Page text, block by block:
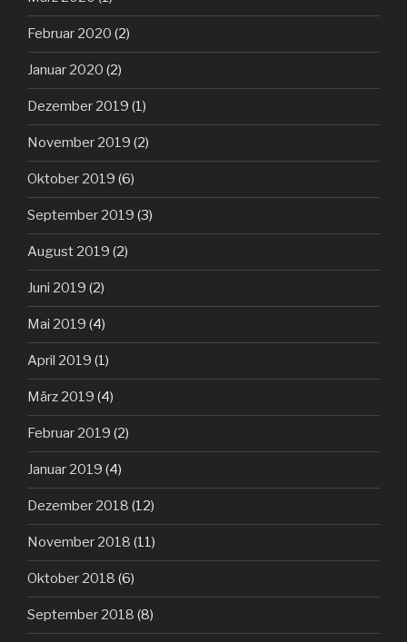
Februar 2020 (2)
Januar 2020 (2)
Dezember 2019 (1)
November 2019 (2)
Oktober 2019 (6)
September 2019 (3)
August 2019 (2)
Juni 2019 (2)
Mai 2019 (4)
April 2019 (1)
März 2019 (4)
Februar 2019 (2)
Januar 2019 (4)
Dezember 2018 (12)
November 2018 (11)
Oktober 2018 (6)
September 2018 (8)